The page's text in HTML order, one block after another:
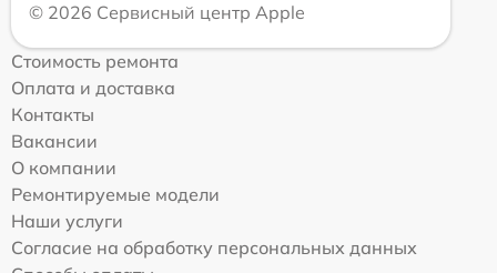
© 2026 Сервисный центр Apple
Стоимость ремонта
Оплата и доставка
Контакты
Вакансии
О компании
Ремонтируемые модели
Наши услуги
Согласие на обработку персональных данных